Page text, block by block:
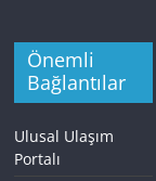
Önemli
Bağlantılar
Ulusal Ulaşım
Portalı